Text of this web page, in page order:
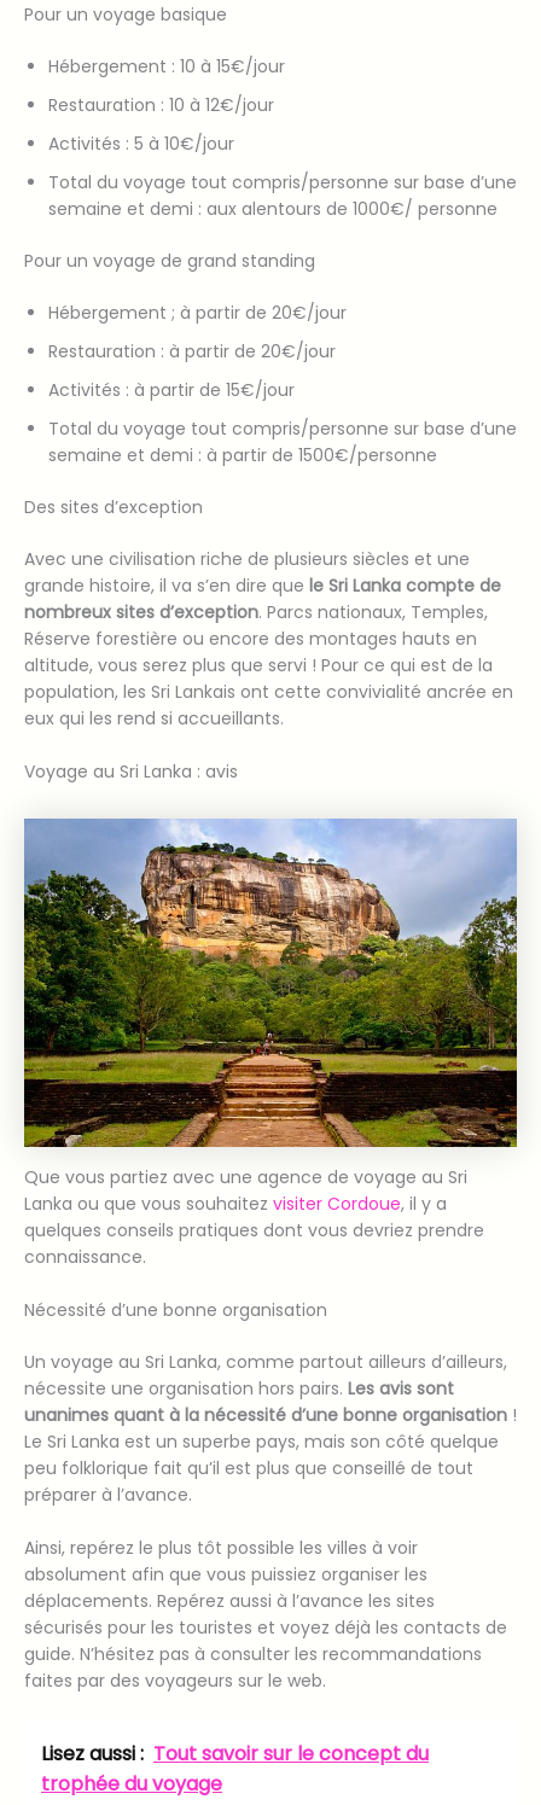
Pour un voyage basique
Hébergement : 10 à 15€/jour
Restauration : 10 à 12€/jour
Activités : 5 à 10€/jour
Total du voyage tout compris/personne sur base d’une
semaine et demi : aux alentours de 1000€/ personne
Pour un voyage de grand standing
Hébergement ; à partir de 20€/jour
Restauration : à partir de 20€/jour
Activités : à partir de 15€/jour
Total du voyage tout compris/personne sur base d’une
semaine et demi : à partir de 1500€/personne
Des sites d’exception
Avec une civilisation riche de plusieurs siècles et une
grande histoire, il va s’en dire que le Sri Lanka compte de
nombreux sites d’exception. Parcs nationaux, Temples,
Réserve forestière ou encore des montages hauts en
altitude, vous serez plus que servi ! Pour ce qui est de la
population, les Sri Lankais ont cette convivialité ancrée en
eux qui les rend si accueillants.
Voyage au Sri Lanka : avis
Que vous partiez avec une agence de voyage au Sri
Lanka ou que vous souhaitez visiter Cordoue, il y a
quelques conseils pratiques dont vous devriez prendre
connaissance.
Nécessité d’une bonne organisation
Un voyage au Sri Lanka, comme partout ailleurs d’ailleurs,
nécessite une organisation hors pairs. Les avis sont
unanimes quant à la nécessité d’une bonne organisation !
Le Sri Lanka est un superbe pays, mais son côté quelque
peu folklorique fait qu’il est plus que conseillé de tout
préparer à l’avance.
Ainsi, repérez le plus tôt possible les villes à voir
absolument afin que vous puissiez organiser les
déplacements. Repérez aussi à l’avance les sites
sécurisés pour les touristes et voyez déjà les contacts de
guide. N’hésitez pas à consulter les recommandations
faites par des voyageurs sur le web.
Lisez aussi : Tout savoir sur le concept du
trophée du voyage